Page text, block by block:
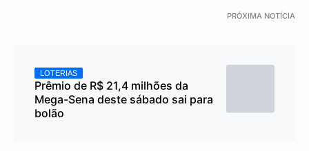
PRÓXIMA NOTÍCIA
LOTERIAS
Prêmio de R$ 21,4 milhões da
Mega-Sena deste sábado sai para
bolão